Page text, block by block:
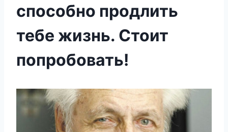
способно продлить
тебе жизнь. Стоит
попробовать!